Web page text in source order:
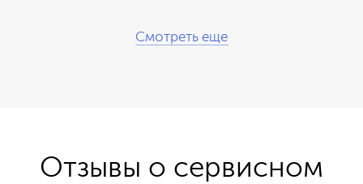
Смотреть еще
Отзывы о сервисном